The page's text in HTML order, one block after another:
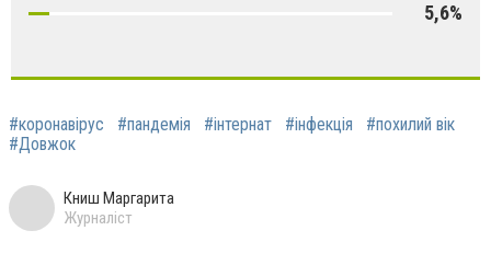
5,6%
#коронавірус #пандемія #інтернат #інфекція
#похилий вік
#Довжок
Книш Маргарита
Журналіст